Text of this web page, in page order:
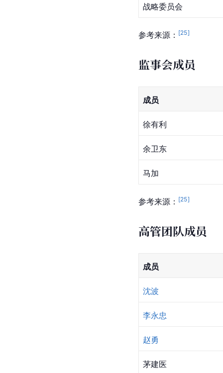
战略委员会
参考来源： [25]
监事会成员
成员
徐有利
余卫东
马加
参考来源： [25]
高管团队成员
成员
沈波
李永忠
赵勇
茅建医